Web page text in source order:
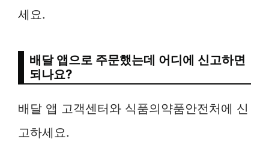
세요.
배달 앱으로 주문했는데 어디에 신고하면
되나요?
배달 앱 고객센터와 식품의약품안전처에 신
고하세요.